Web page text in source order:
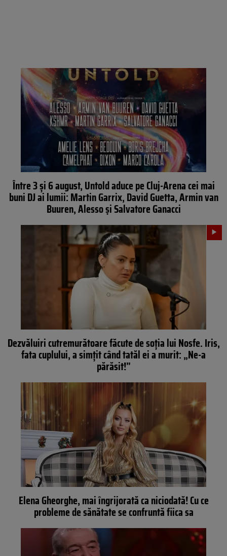
Între 3 și 6 august, Untold aduce pe Cluj-Arena cei mai
buni DJ ai lumii: Martin Garrix, David Guetta, Armin van
Buuren, Alesso și Salvatore Ganacci
Dezvăluiri cutremurătoare făcute de soția lui Nosfe. Iris,
fata cuplului, a simțit când tatăl ei a murit: „Ne-a
părăsit!”
Elena Gheorghe, mai îngrijorată ca niciodată! Cu ce
probleme de sănătate se confruntă fiica sa